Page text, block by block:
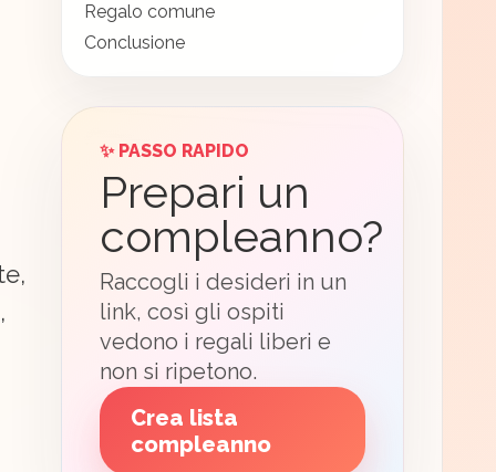
Regalo comune
Conclusione
✨ PASSO RAPIDO
Prepari un
compleanno?
Raccogli i desideri in un
link, così gli ospiti
vedono i regali liberi e
non si ripetono.
Crea lista
compleanno